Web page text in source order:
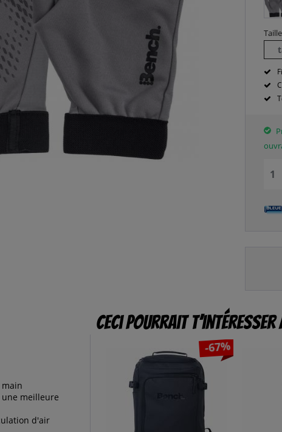
Taille
meilleure
d'air
Ceci pourrait t’intéresser
-67%